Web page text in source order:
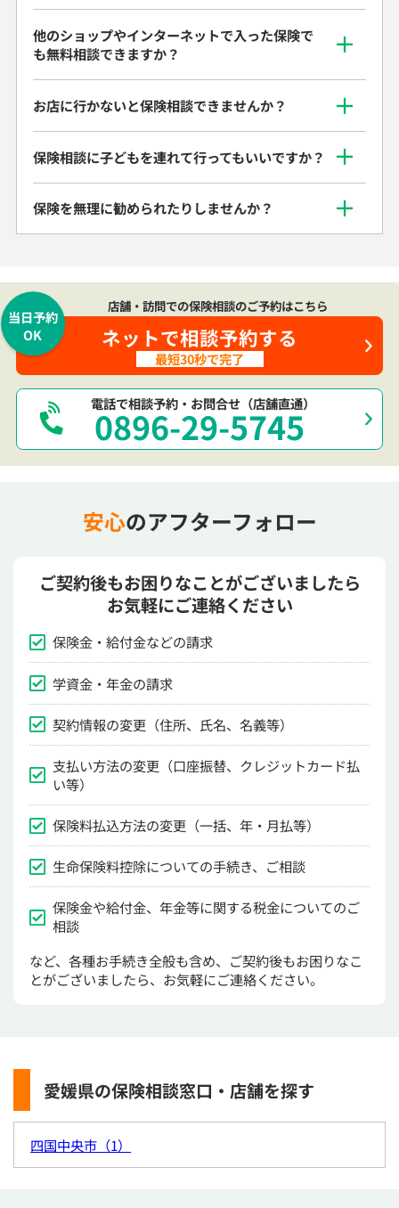
他のショップやインターネットで入った保険で
も無料相談できますか？
お店に行かないと保険相談できませんか？
保険相談に子どもを連れて行ってもいいですか？
保険を無理に勧められたりしませんか？
電話で相談予約・お問合せ（店舗直通）
0896-29-5745
店舗・訪問での保険相談のご予約はこちら
当日予約
OK
ネットで相談予約する
最短30秒で完了
安心のアフターフォロー
ご契約後もお困りなことがございましたら
お気軽にご連絡ください
保険金・給付金などの請求
学資金・年金の請求
契約情報の変更（住所、氏名、名義等）
支払い方法の変更（口座振替、クレジットカード払
い等）
保険料払込方法の変更（一括、年・月払等）
生命保険料控除についての手続き、ご相談
保険金や給付金、年金等に関する税金についてのご
相談
など、各種お手続き全般も含め、ご契約後もお困りなこ
とがございましたら、お気軽にご連絡ください。
愛媛県の保険相談窓口・店舗を探す
四国中央市（1）